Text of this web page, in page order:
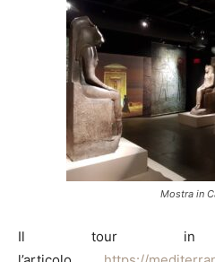
Mostra in
Il tour in